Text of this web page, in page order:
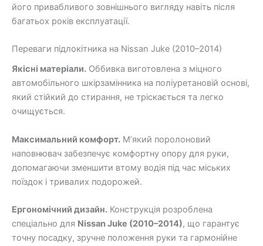
його привабливого зовнішнього вигляду навіть після
багатьох років експлуатації.
Переваги підлокітника на Nissan Juke (2010–2014)
Якісні матеріали. Оббивка виготовлена з міцного
автомобільного шкірзамінника на поліуретановій основі,
який стійкий до стирання, не тріскається та легко
очищується.
Максимальний комфорт. М’який поролоновий
наповнювач забезпечує комфортну опору для руки,
допомагаючи зменшити втому водія під час міських
поїздок і тривалих подорожей.
Ергономічний дизайн. Конструкція розроблена
спеціально для Nissan Juke (2010–2014), що гарантує
точну посадку, зручне положення руки та гармонійне